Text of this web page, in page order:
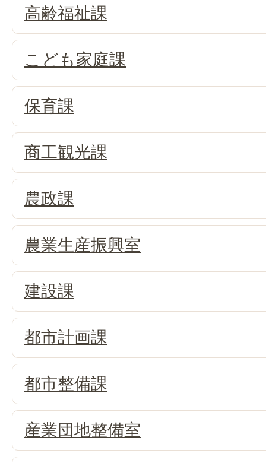
高齢福祉課
こども家庭課
保育課
商工観光課
農政課
農業生産振興室
建設課
都市計画課
都市整備課
産業団地整備室